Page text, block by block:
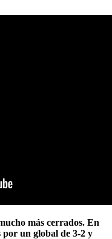
más cerrados. En
por un global de 3-2 y